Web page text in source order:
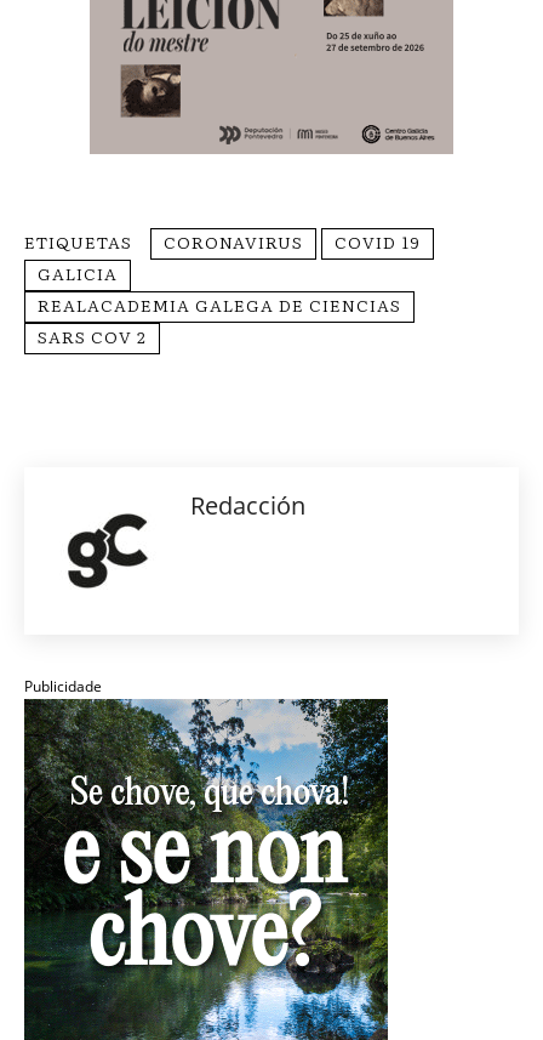
ETIQUETAS CORONAVIRUS
COVID 19
GALICIA
REALACADEMIA GALEGA DE CIENCIAS
SARS COV 2
Redacción
Publicidade